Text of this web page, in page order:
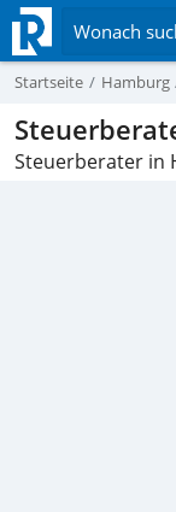
Wonach
Startseite Hamburg
Steuerberater in